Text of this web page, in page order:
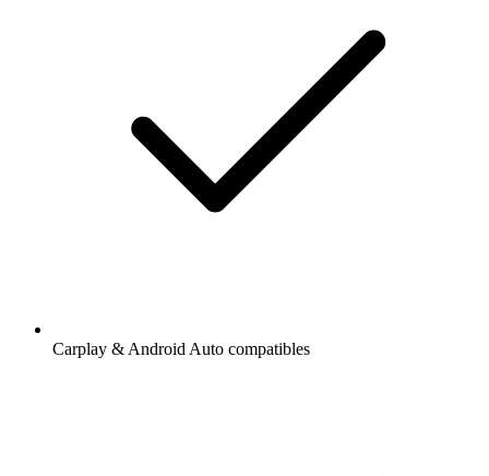
Carplay & Android Auto compatibles